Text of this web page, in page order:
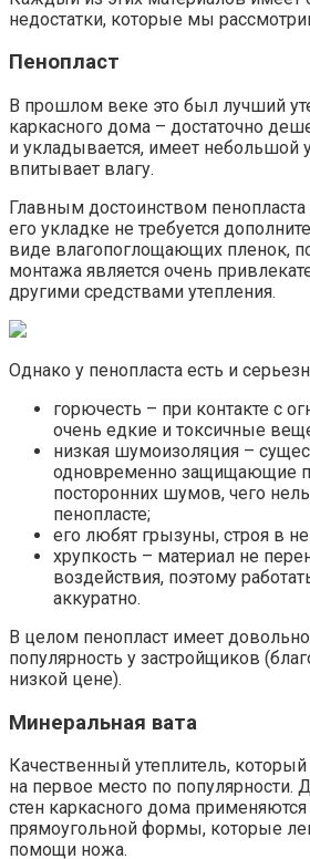
недостатки, которые мы
Пенопласт
В прошлом веке это был лучший
каркасного дома – достаточно
и укладывается, имеет небольшой
впитывает влагу.
Главным достоинством пенопласта
его укладке не требуется
виде влагопоглощающих пленок,
монтажа является очень
другими средствами утепления.
Однако у пенопласта есть и
горючесть – при контакте с
очень едкие и токсичные
низкая шумоизоляция –
одновременно защищающие
посторонних шумов, чего
пенопласте;
его любят грызуны, строя в
хрупкость – материал не
воздействия, поэтому
аккуратно.
В целом пенопласт имеет
популярность у застройщиков
низкой цене).
Минеральная вата
Качественный утеплитель,
на первое место по популярности.
стен каркасного дома
прямоугольной формы, которые
помощи ножа.